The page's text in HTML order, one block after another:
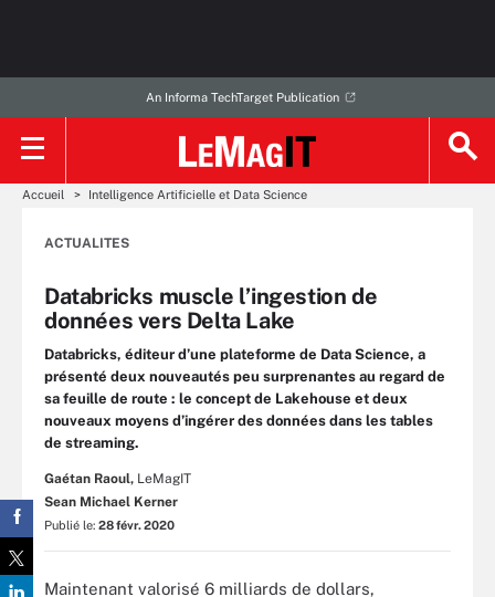
An Informa TechTarget Publication
Accueil Intelligence Artificielle et Data Science
ACTUALITES
Databricks muscle l’ingestion de
données vers Delta Lake
Databricks, éditeur d’une plateforme de Data Science, a
présenté deux nouveautés peu surprenantes au regard de
sa feuille de route : le concept de Lakehouse et deux
nouveaux moyens d’ingérer des données dans les tables
de streaming.
Gaétan Raoul, LeMagIT
Sean Michael Kerner
Publié le: 28 févr. 2020
Maintenant valorisé 6 milliards de dollars,